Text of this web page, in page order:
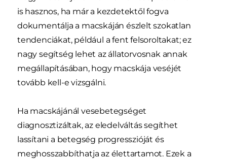
is hasznos, ha már a kezdetektől fogva
dokumentálja a macskáján észlelt szokatlan
tendenciákat, például a fent felsoroltakat; ez
nagy segítség lehet az állatorvosnak annak
megállapításában, hogy macskája veséjét
tovább kell-e vizsgálni.
Ha macskájánál vesebetegséget
diagnosztizáltak, az eledelváltás segíthet
lassítani a betegség progresszióját és
meghosszabbíthatja az élettartamot. Ezek a